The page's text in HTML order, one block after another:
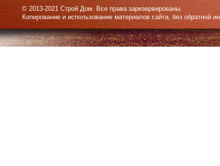
© 2013-2021 Строй Дом. Все права зарезервированы.
Копирование и использование материалов сайта, без обратной